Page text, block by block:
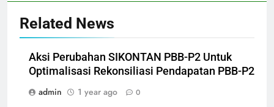
Related News
Aksi Perubahan SIKONTAN PBB-P2 Untuk
Optimalisasi Rekonsiliasi Pendapatan PBB-P2
admin
1 year ago 0